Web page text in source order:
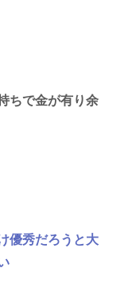
ちで金が有り余
優秀だろうと大